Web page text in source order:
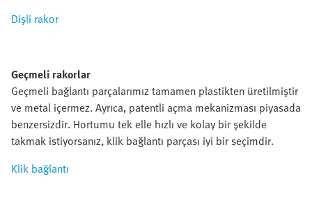
Dişli rakor
Geçmeli rakorlar
Geçmeli bağlantı parçalarımız tamamen plastikten üretilmiştir
ve metal içermez. Ayrıca, patentli açma mekanizması piyasada
benzersizdir. Hortumu tek elle hızlı ve kolay bir şekilde
takmak istiyorsanız, klik bağlantı parçası iyi bir seçimdir.
Klik bağlantı